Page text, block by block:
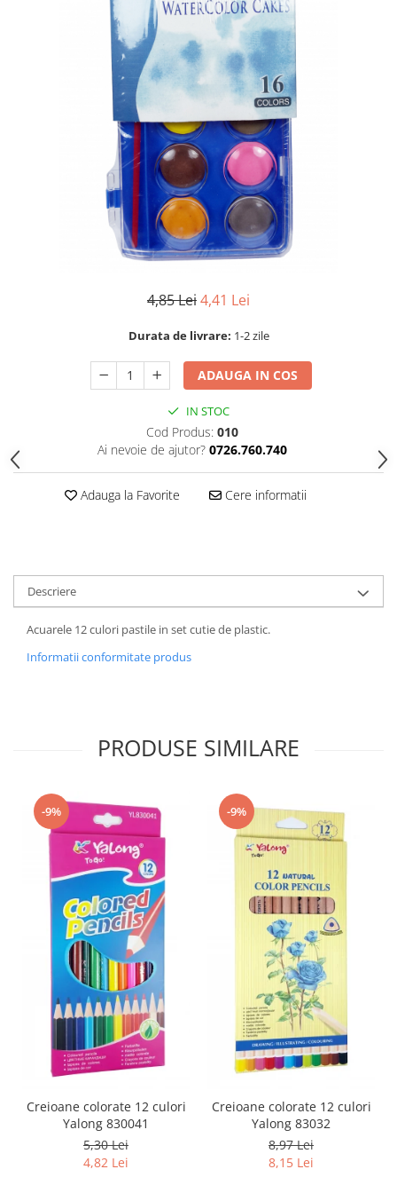
4,85 Lei4,41 Lei
Durata de livrare: 1-2 zile
ADAUGA IN COS
IN STOC
Cod Produs: 010
Ai nevoie de ajutor? 0726.760.740
Adauga la Favorite Cere informatii
Descriere
Acuarele 12 culori pastile in set cutie de plastic.
Informatii conformitate produs
PRODUSE SIMILARE
-9%
Creioane colorate 12 culori
Yalong 830041
5,30 Lei
4,82 Lei
-9%
Creioane colorate 12 culori
Yalong 83032
8,97 Lei
8,15 Lei